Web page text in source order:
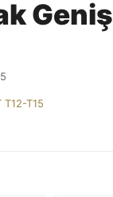
Geniş
T12-T15